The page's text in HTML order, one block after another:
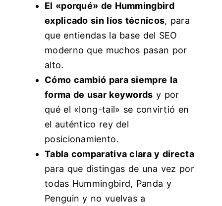
El «porqué» de Hummingbird
explicado sin líos técnicos, para
que entiendas la base del SEO
moderno que muchos pasan por
alto.
Cómo cambió para siempre la
forma de usar keywords y por
qué el «long-tail» se convirtió en
el auténtico rey del
posicionamiento.
Tabla comparativa clara y directa
para que distingas de una vez por
todas Hummingbird, Panda y
Penguin y no vuelvas a